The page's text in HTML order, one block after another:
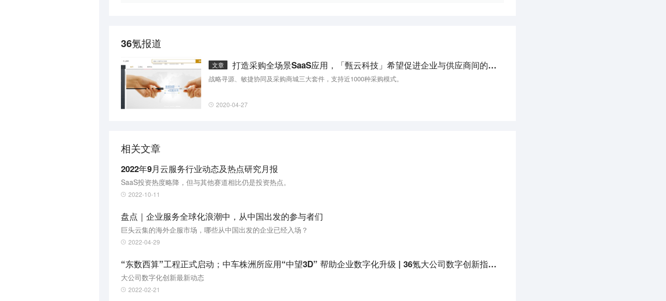
36氪报道
文章 打造采购全场景SaaS应用，「甄云科技」希望促进企业与供应商间的高效协同
战略寻源、敏捷协同及采购商城三大套件，支持近1000种采购模式。
2020-04-27
相关文章
2022年9月云服务行业动态及热点研究月报
SaaS投资热度略降，但与其他赛道相比仍是投资热点。
2022-10-11
盘点｜企业服务全球化浪潮中，从中国出发的参与者们
巨头云集的海外企服市场，哪些从中国出发的企业已经入场？
2022-04-29
“东数西算”工程正式启动；中车株洲所应用“中望3D” 帮助企业数字化升级 | 36氪大公司数字创新指南0221
大公司数字化创新最新动态
2022-02-21